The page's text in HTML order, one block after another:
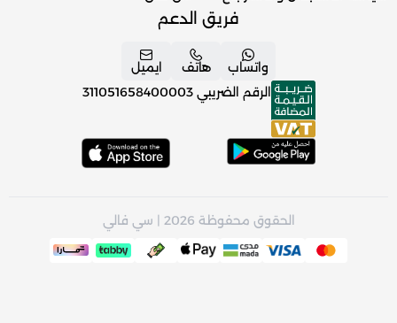
فريق الدعم
واتساب هاتف
ايميل
الرقم الضريبي 311051658400003
الحقوق محفوظة 2026 | سي فالي